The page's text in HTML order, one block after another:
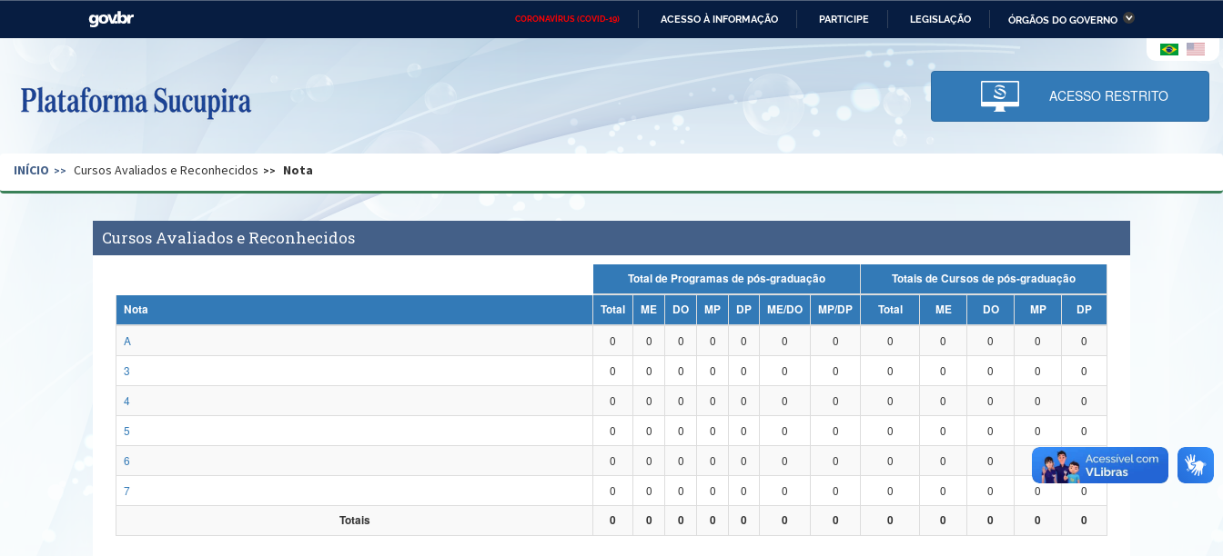
CORONAVÍRUS (COVID-19) ACESSO À INFORMAÇÃO PARTICIPE LEGISLAÇÃO ÓRGÃOS DO GOVERNO
Casa Civil Ministério das Relações Ministério da Economia Ministério da Infraestrutura
Pecuária e Abastecimento
Ministério da Ciência,
Tecnologia, Inovações e
Comunicações
Ministério do Desenvolvimento
Regional e dos Direitos Humanos
Secretaria de Governo Gabinete de Segurança Advocacia-Geral da União Banco Central do Brasil Planalto
ACESSO RESTRITO
INÍCIO Cursos Avaliados e Reconhecidos Nota
Cursos Avaliados e Reconhecidos
Total de Programas de pós-graduação
Totais de Cursos de pós-graduação
Nota
Total ME DO MP DP ME/DO MP/DP Total ME DO MP
DP
A
0 0 0 0 0 0 0 0 0 0 0
0
3
0 0 0 0 0 0 0 0 0 0 0
0
4
0 0 0 0 0 0 0 0 0 0 0
0
5
0 0 0 0 0 0 0 0 0 0 0
0
6
0 0 0 0 0 0 0 0 0 0
0
7
0 0 0 0 0 0 0 0 0 0 0
0
Totais
0 0 0 0 0 0 0 0 0 0 0 0